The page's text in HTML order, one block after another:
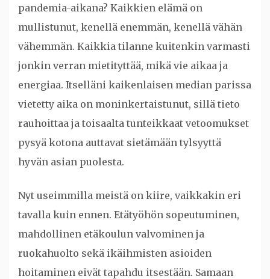
pandemia-aikana? Kaikkien elämä on
mullistunut, kenellä enemmän, kenellä vähän
vähemmän. Kaikkia tilanne kuitenkin varmasti
jonkin verran mietityttää, mikä vie aikaa ja
energiaa. Itselläni kaikenlaisen median parissa
vietetty aika on moninkertaistunut, sillä tieto
rauhoittaa ja toisaalta tunteikkaat vetoomukset
pysyä kotona auttavat sietämään tylsyyttä
hyvän asian puolesta.
Nyt useimmilla meistä on kiire, vaikkakin eri
tavalla kuin ennen. Etätyöhön sopeutuminen,
mahdollinen etäkoulun valvominen ja
ruokahuolto sekä ikäihmisten asioiden
hoitaminen eivät tapahdu itsestään. Samaan